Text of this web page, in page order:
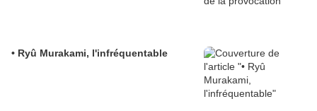
• Ryû Murakami, l'infréquentable